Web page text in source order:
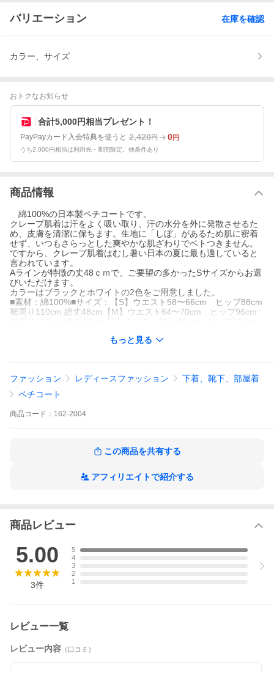
バリエーション 在庫を確認
カラー、サイズ
おトクなお知らせ
合計5,000円相当プレゼント！
PayPayカード入会特典を使うと 2,420円 0円
うち2,000円相当は利用先・期間限定。他条件あり
商品情報
綿100%の日本製ペチコートです。
クレープ肌着は汗をよく吸い取り、汗の水分を外に発散させるた
め、皮膚を清潔に保ちます。生地に「しぼ」があるため肌に密着
せず、いつもさらっとした爽やかな肌ざわりでベトつきません。
ですから、クレープ肌着はむし暑い日本の夏に最も適していると
言われています。
Aラインが特徴の丈48ｃｍで、ご要望の多かったSサイズからお選
びいただけます。
カラーはブラックとホワイトの2色をご用意しました。
■素材：綿100%■サイズ：【S】ウエスト58〜66cm ヒップ88cm
裾周り110cm 総丈48cm【M】ウエスト64〜70cm ヒップ96cm
裾周り136cm 総丈48cm■カラー：.ホワイト ブラック■日本製
もっと見る
ファッション レディースファッション
下着、靴下、部屋着
ペチコート
商品 コード： 162-2004
この商品を共有する
アフィリエイトで紹介する
商品レビュー
5.00
3件
5
4
3
2
1
レビュー一覧
レビュー内容 （口コミ）